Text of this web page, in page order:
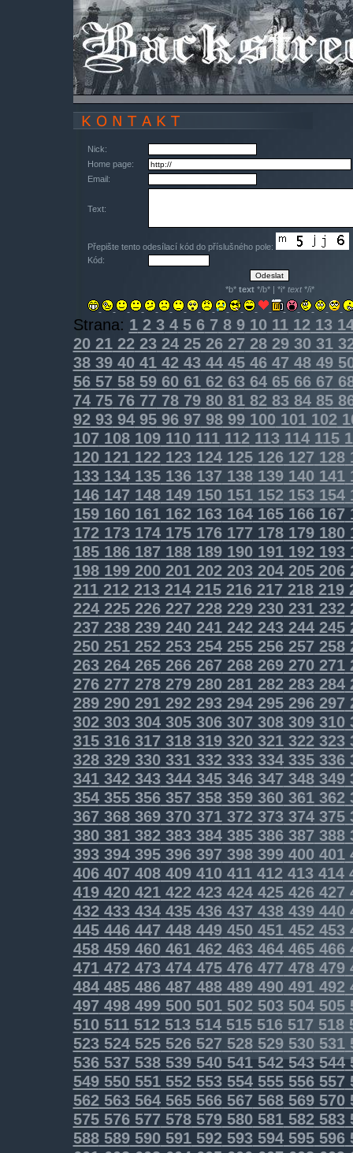
Nick:
Home page:
Email:
Text:
Přepište tento odesílací kód do příslušného pole:
Kód:
*b* text*/b* | *i* text*/i*
Strana: 12345678910111213
202122232425262728293031
383940414243444546474849
565758596061626364656667
747576777879808182838485
9293949596979899100101102
107108109110111112113114115
120121122123124125126127 128
133134135136137138139140 141
146147148149150151152153154
159160161162163164165166167
172173174175176177178179180
185186187188189190191192193
198199200201202203204205206
211212213214215216217218219
224225226227228229230231232
237238239240241242243244245
250251252253254255256257258
263264265266267268269270271
276277278279280281282283284
289290291292293294295296297
302303304305306307308309310
315316317318319320321322323
328329330331332333334335336
341342343344345346347348349
354355356357358359360361362
367368369370371372373374375
380381382383384385386387 388
393394395396397398399400401
406407408409410411412413414
419420421422423424425426427
432433434435436437438439440
445446447448449450451452453
458459460461462463464465466
471472473474475476477 478479
484485486487 488489490491492
497498499500501502503504505
510511512513514515516517 518
523524525526527 528529530 531
536537538539540541542543544
549550551552553554555556557
562563564565566567568569570
575576577578579580581582583
588589590591592593594595596